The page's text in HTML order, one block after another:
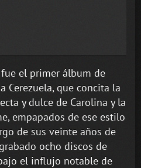
fue el primer álbum de
Cerezuela, que concita la
y dulce de Carolina y la
empapados de ese estilo
de sus veinte años de
ocho discos de
el influjo notable de